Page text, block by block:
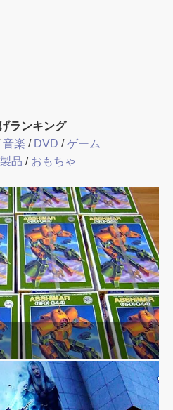
ランキング
音楽 / DVD /ゲーム
品 / おもちゃ